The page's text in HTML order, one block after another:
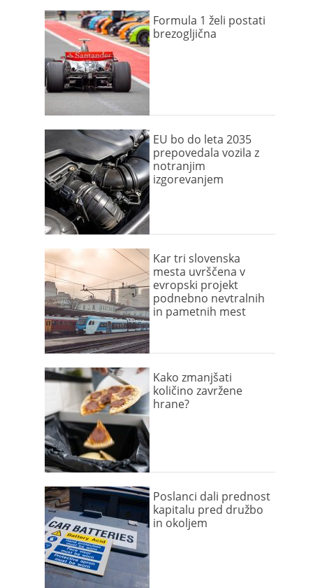
Formula 1 želi postati
brezogljična
EU bo do leta 2035
prepovedala vozila z
notranjim
izgorevanjem
Kar tri slovenska
mesta uvrščena v
evropski projekt
podnebno nevtralnih
in pametnih mest
Kako zmanjšati
količino zavržene
hrane?
Poslanci dali prednost
kapitalu pred družbo
in okoljem